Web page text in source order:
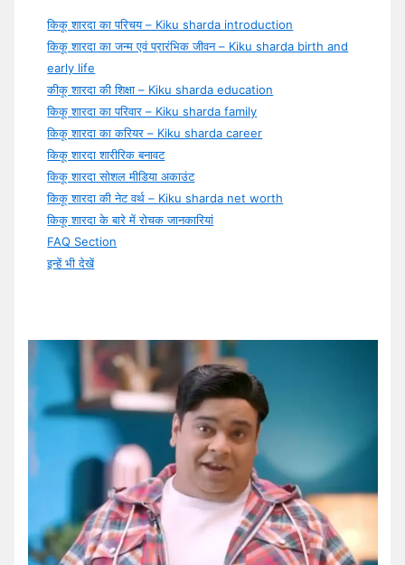
किकू शारदा का परिचय – Kiku sharda introduction
किकू शारदा का जन्म एवं प्रारंभिक जीवन – Kiku sharda birth and
early life
कीकू शारदा की शिक्षा – Kiku sharda education
किकू शारदा का परिवार – Kiku sharda family
किकू शारदा का करियर – Kiku sharda career
किकू शारदा शारीरिक बनावट
किकू शारदा सोशल मीडिया अकाउंट
किकू शारदा की नेट वर्थ – Kiku sharda net worth
किकू शारदा के बारे में रोचक जानकारियां
FAQ Section
इन्हें भी देखें